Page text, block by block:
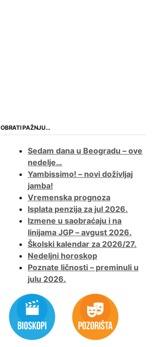
OBRATI PAŽNJU…
Sedam dana u Beogradu – ove
nedelje…
Yambissimo! – novi doživljaj
jamba!
Vremenska prognoza
Isplata penzija za jul 2026.
Izmene u saobraćaju i na
linijama JGP – avgust 2026.
Školski kalendar za 2026/27.
Nedeljni horoskop
Poznate ličnosti – preminuli u
julu 2026.